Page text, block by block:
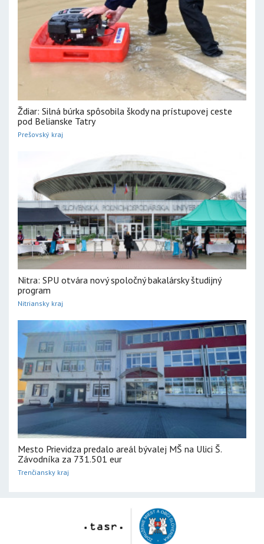
Ždiar: Silná búrka spôsobila škody na prístupovej ceste
pod Belianske Tatry
Prešovský kraj
Nitra: SPU otvára nový spoločný bakalársky študijný
program
Nitriansky kraj
Mesto Prievidza predalo areál bývalej MŠ na Ulici Š.
Závodníka za 731.501 eur
Trenčiansky kraj